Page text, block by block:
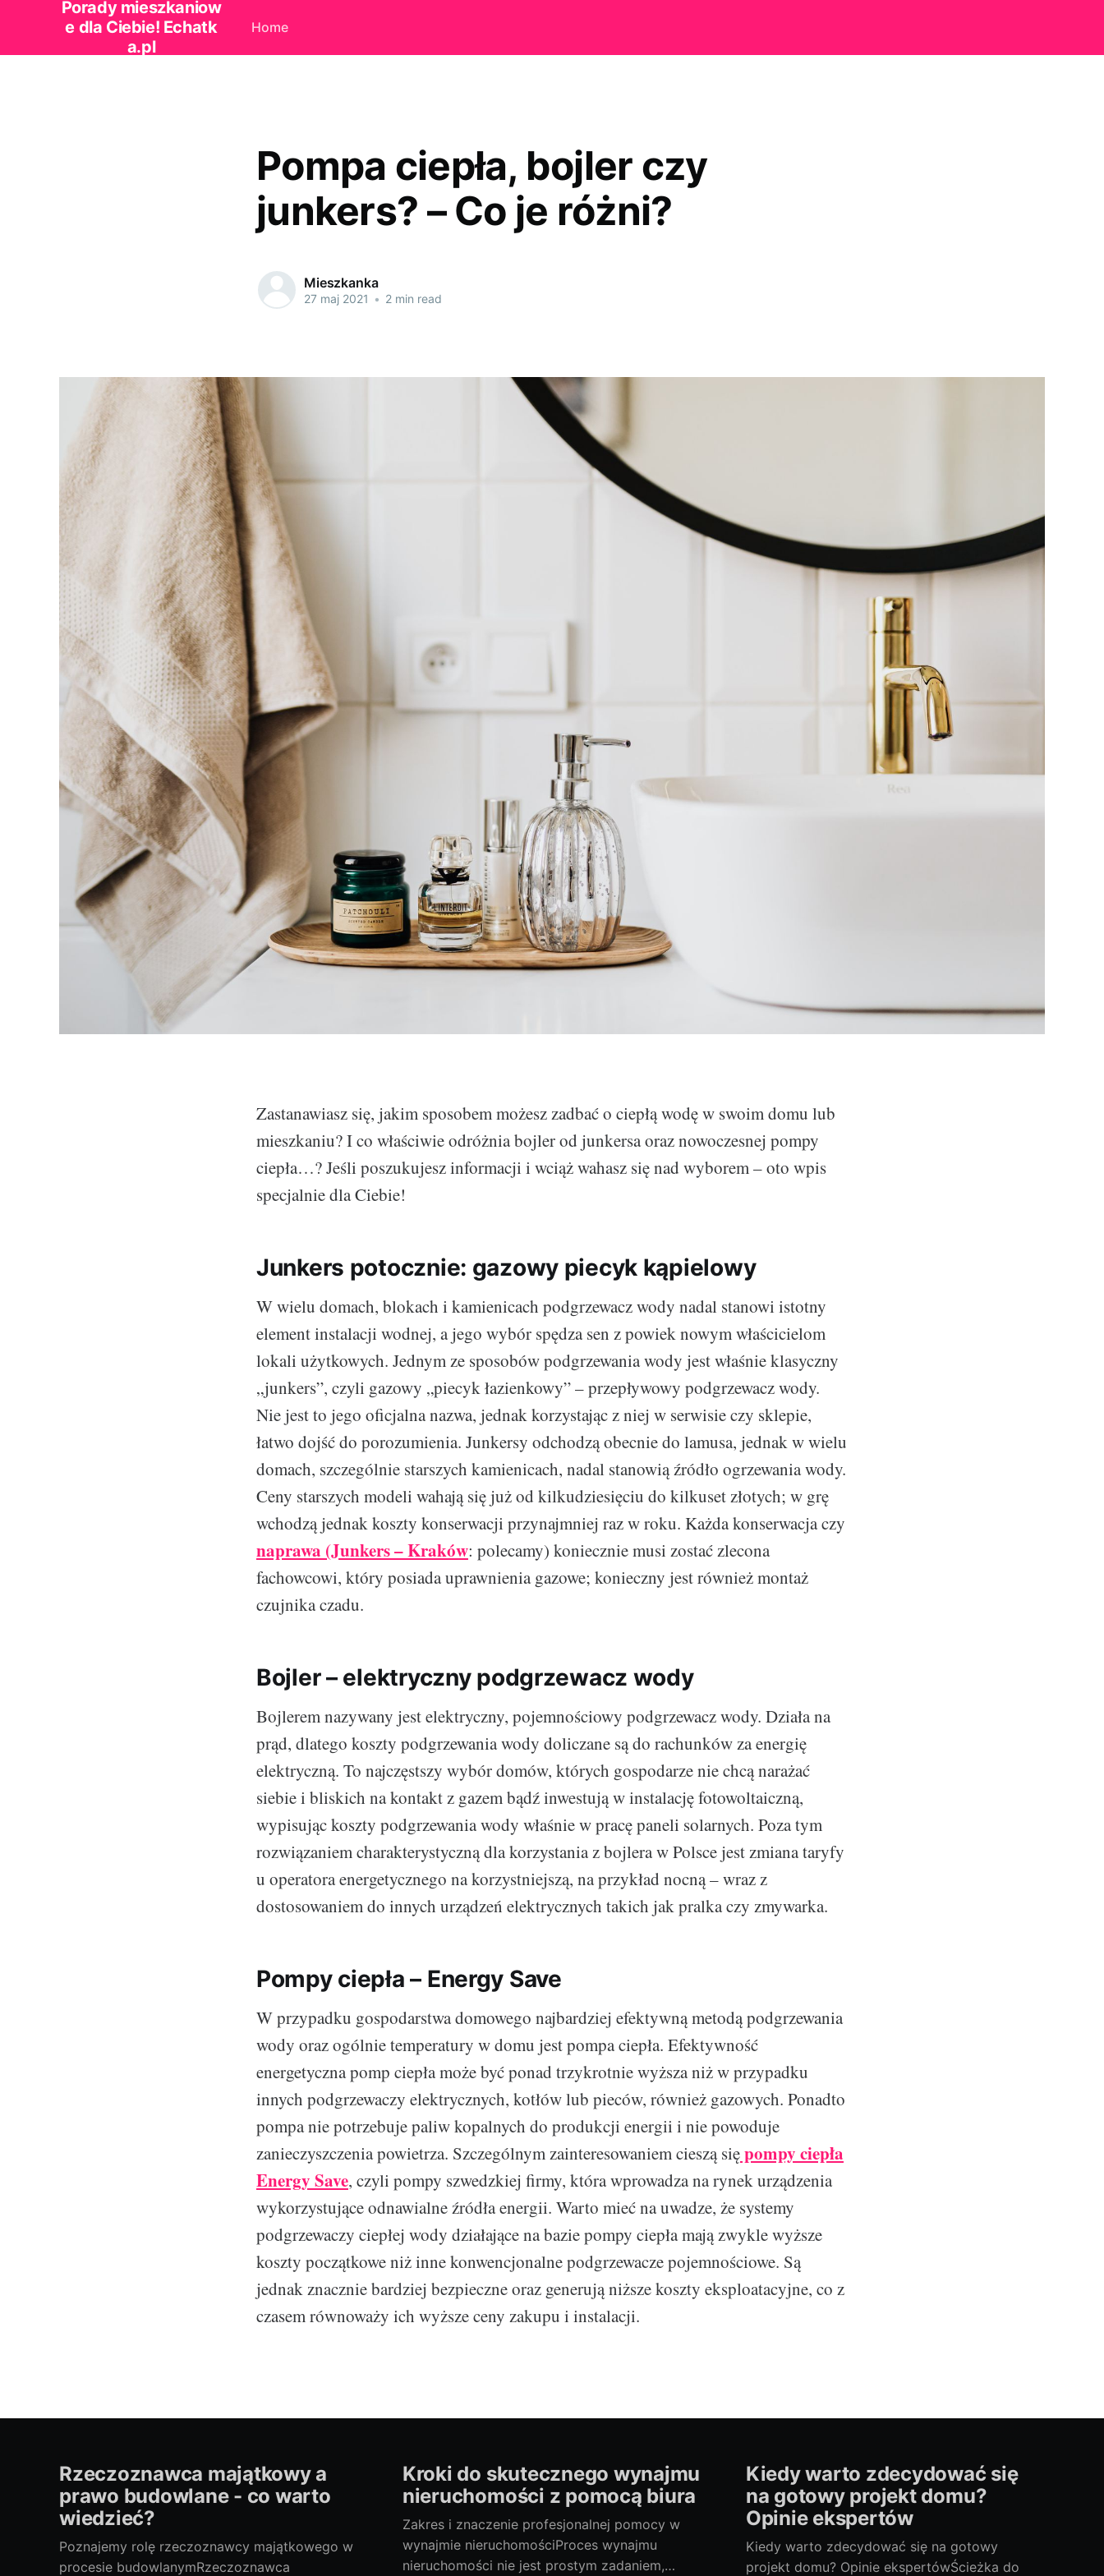
Porady mieszkaniow
e dla Ciebie! Echatk
a.pl
Home
Pompa ciepła, bojler czy
junkers? – Co je różni?
Mieszkanka
27 maj 2021 • 2 min read
Zastanawiasz się, jakim sposobem możesz zadbać o ciepłą wodę w swoim domu lub
mieszkaniu? I co właściwie odróżnia bojler od junkersa oraz nowoczesnej pompy
ciepła…? Jeśli poszukujesz informacji i wciąż wahasz się nad wyborem – oto wpis
specjalnie dla Ciebie!
Junkers potocznie: gazowy piecyk kąpielowy
W wielu domach, blokach i kamienicach podgrzewacz wody nadal stanowi istotny
element instalacji wodnej, a jego wybór spędza sen z powiek nowym właścicielom
lokali użytkowych. Jednym ze sposobów podgrzewania wody jest właśnie klasyczny
„junkers”, czyli gazowy „piecyk łazienkowy” – przepływowy podgrzewacz wody.
Nie jest to jego oficjalna nazwa, jednak korzystając z niej w serwisie czy sklepie,
łatwo dojść do porozumienia. Junkersy odchodzą obecnie do lamusa, jednak w wielu
domach, szczególnie starszych kamienicach, nadal stanowią źródło ogrzewania wody.
Ceny starszych modeli wahają się już od kilkudziesięciu do kilkuset złotych; w grę
wchodzą jednak koszty konserwacji przynajmniej raz w roku. Każda konserwacja czy
naprawa (Junkers – Kraków: polecamy) koniecznie musi zostać zlecona
fachowcowi, który posiada uprawnienia gazowe; konieczny jest również montaż
czujnika czadu.
Bojler – elektryczny podgrzewacz wody
Bojlerem nazywany jest elektryczny, pojemnościowy podgrzewacz wody. Działa na
prąd, dlatego koszty podgrzewania wody doliczane są do rachunków za energię
elektryczną. To najczęstszy wybór domów, których gospodarze nie chcą narażać
siebie i bliskich na kontakt z gazem bądź inwestują w instalację fotowoltaiczną,
wypisując koszty podgrzewania wody właśnie w pracę paneli solarnych. Poza tym
rozwiązaniem charakterystyczną dla korzystania z bojlera w Polsce jest zmiana taryfy
u operatora energetycznego na korzystniejszą, na przykład nocną – wraz z
dostosowaniem do innych urządzeń elektrycznych takich jak pralka czy zmywarka.
Pompy ciepła – Energy Save
W przypadku gospodarstwa domowego najbardziej efektywną metodą podgrzewania
wody oraz ogólnie temperatury w domu jest pompa ciepła. Efektywność
energetyczna pomp ciepła może być ponad trzykrotnie wyższa niż w przypadku
innych podgrzewaczy elektrycznych, kotłów lub pieców, również gazowych. Ponadto
pompa nie potrzebuje paliw kopalnych do produkcji energii i nie powoduje
zanieczyszczenia powietrza. Szczególnym zainteresowaniem cieszą siępompy ciepła
Energy Save, czyli pompy szwedzkiej firmy, która wprowadza na rynek urządzenia
wykorzystujące odnawialne źródła energii. Warto mieć na uwadze, że systemy
podgrzewaczy ciepłej wody działające na bazie pompy ciepła mają zwykle wyższe
koszty początkowe niż inne konwencjonalne podgrzewacze pojemnościowe. Są
jednak znacznie bardziej bezpieczne oraz generują niższe koszty eksploatacyjne, co z
czasem równoważy ich wyższe ceny zakupu i instalacji.
Rzeczoznawca majątkowy a
prawo budowlane - co warto
wiedzieć?
Poznajemy rolę rzeczoznawcy majątkowego w
procesie budowlanymRzeczoznawca
Kroki do skutecznego wynajmu
nieruchomości z pomocą biura
Zakres i znaczenie profesjonalnej pomocy w
wynajmie nieruchomościProces wynajmu
nieruchomości nie jest prostym zadaniem,
Kiedy warto zdecydować się
na gotowy projekt domu?
Opinie ekspertów
Kiedy warto zdecydować się na gotowy
projekt domu? Opinie ekspertówŚcieżka do